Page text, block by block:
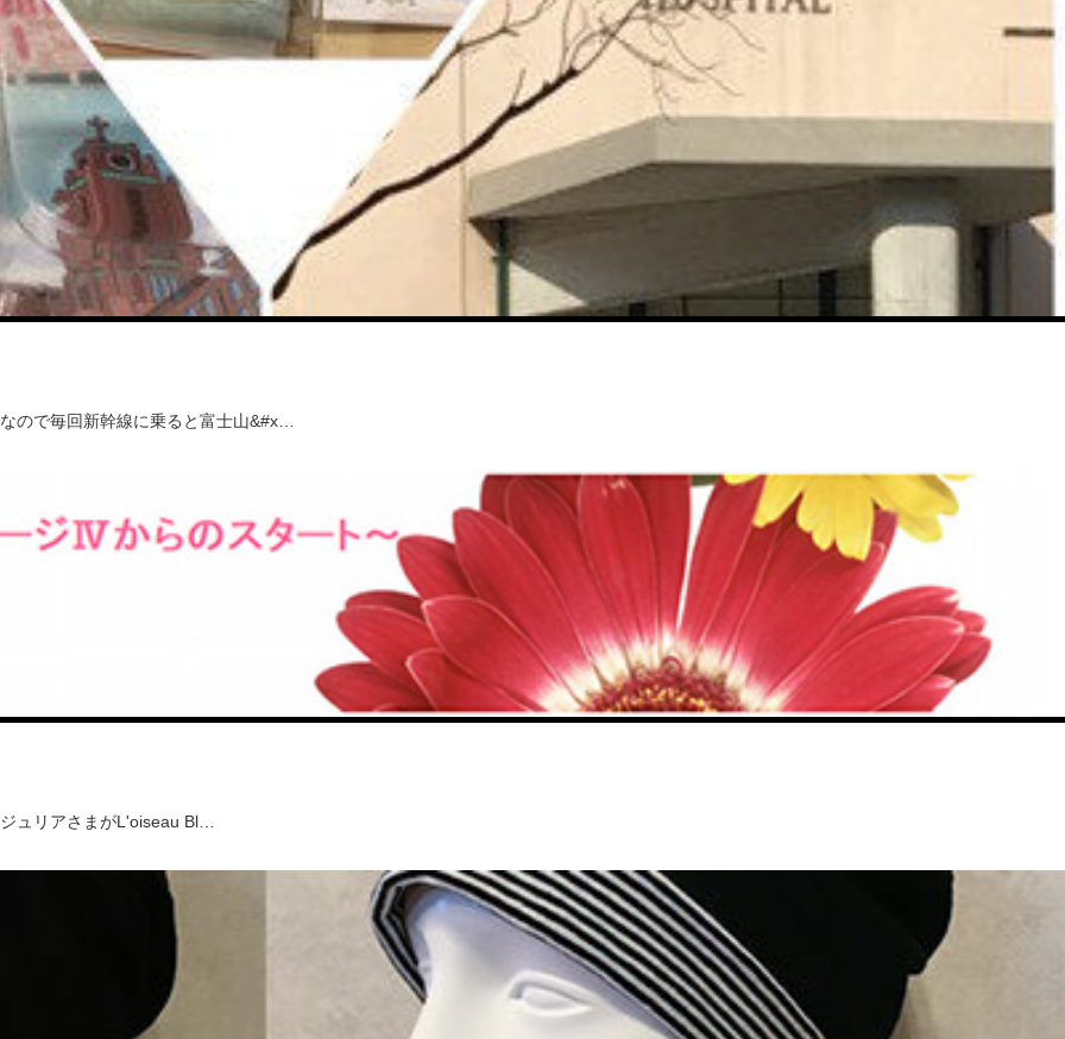
ので毎回新幹線に乗ると富士山&#x…
ュリアさまがL'oiseau Bl…